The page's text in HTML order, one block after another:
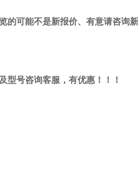
的可能不是新报价、有意请咨询
型号咨询客服，有优惠！！！